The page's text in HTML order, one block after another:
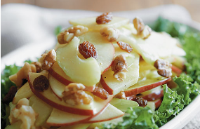
軽にたんぱく質を摂取。